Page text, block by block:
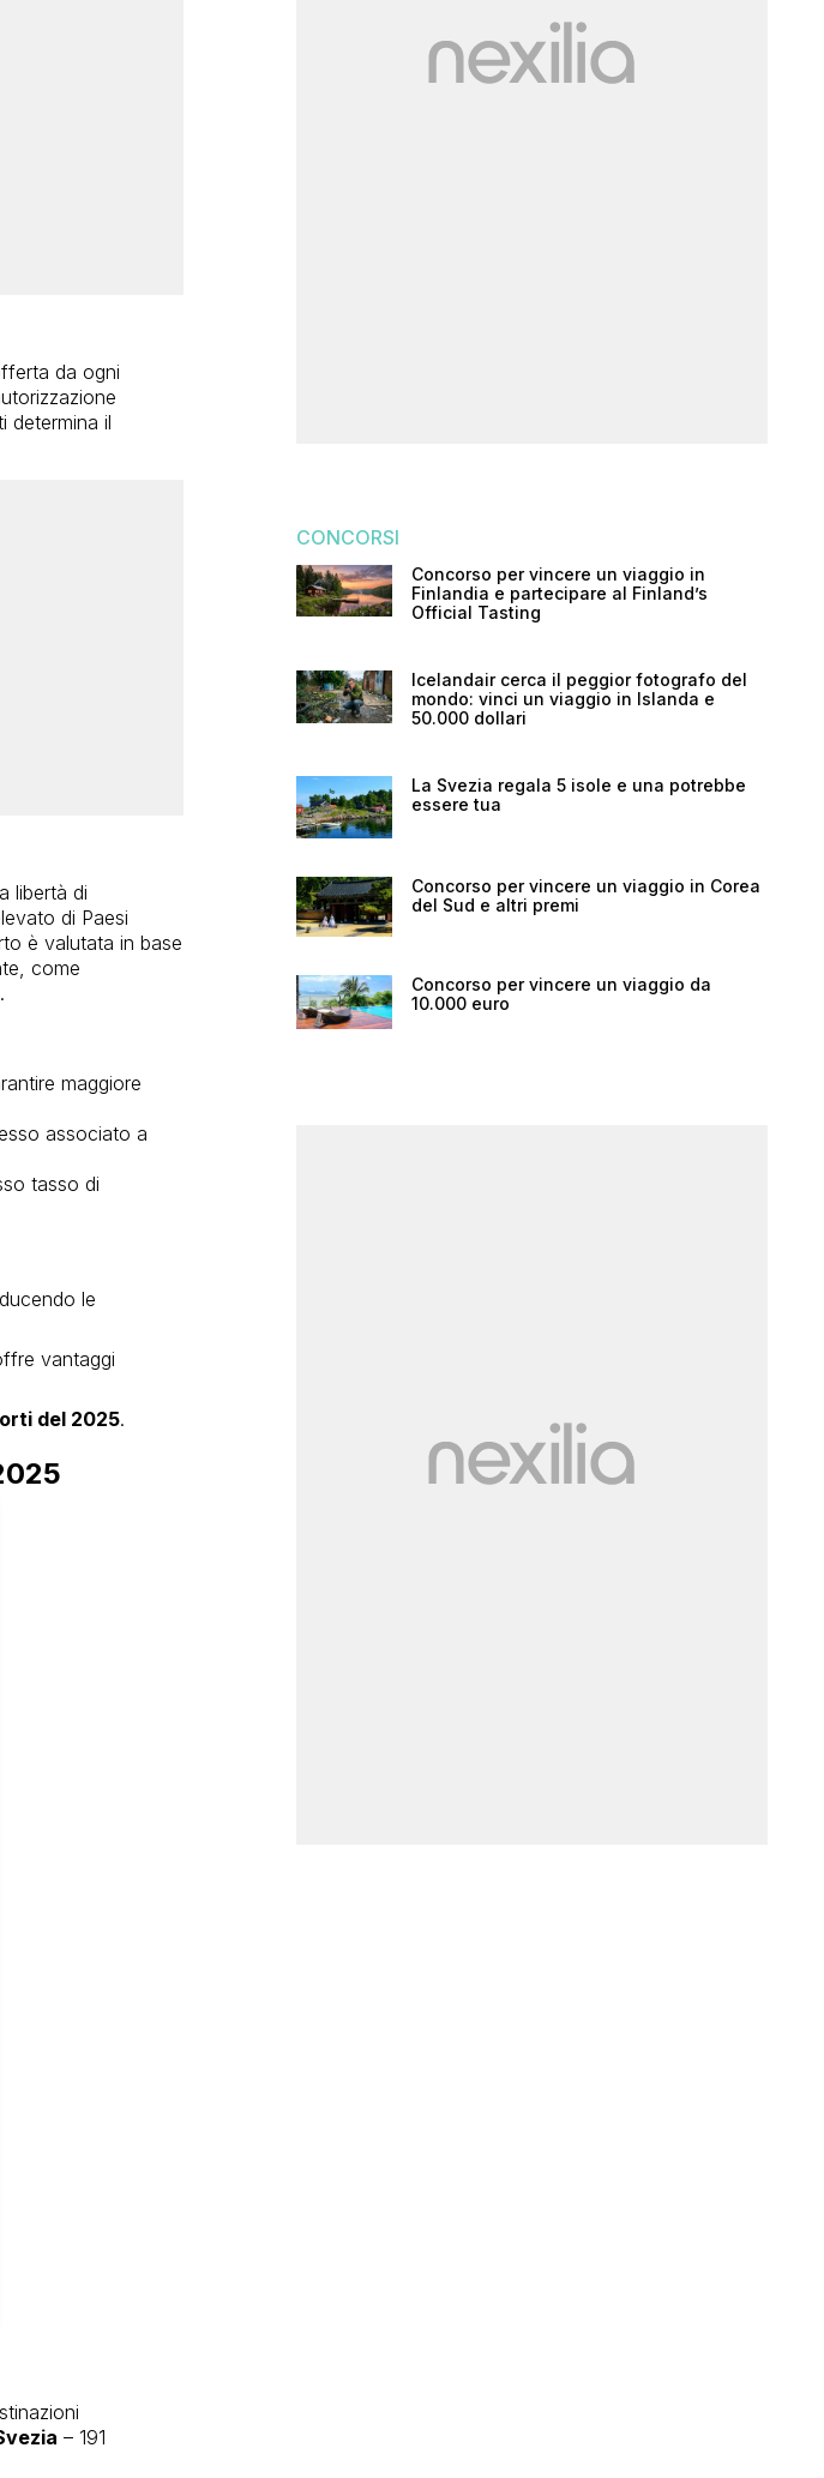
da ogni
determina il
libertà di
di Paesi
è valutata in base
come
maggiore
associato a
tasso di
le
vantaggi
del 2025.
– 191
CONCORSI
Concorso per vincere un viaggio in
Finlandia e partecipare al Finland’s
Official Tasting
Icelandair cerca il peggior fotografo del
mondo: vinci un viaggio in Islanda e
50.000 dollari
La Svezia regala 5 isole e una potrebbe
essere tua
Concorso per vincere un viaggio in Corea
del Sud e altri premi
Concorso per vincere un viaggio da
10.000 euro